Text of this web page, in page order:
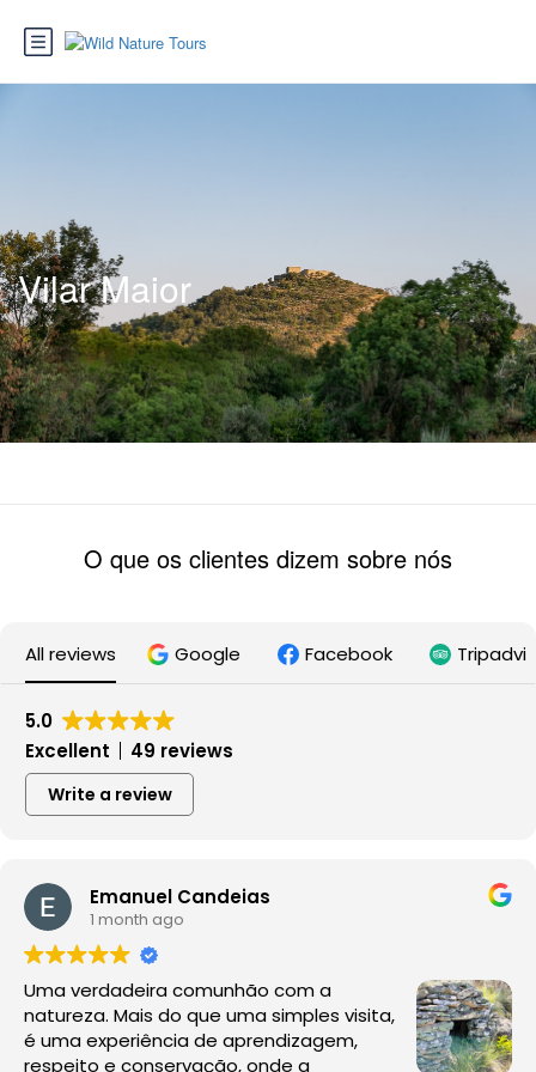
Vilar Maior
O que os clientes dizem sobre nós
All reviews Google Facebook
5.0
Excellent
49 reviews
Write a review
Emanuel Candeias
1 month ago
Uma verdadeira comunhão com a
natureza. Mais do que uma simples visita,
é uma experiência de aprendizagem,
respeito e conservação, onde a